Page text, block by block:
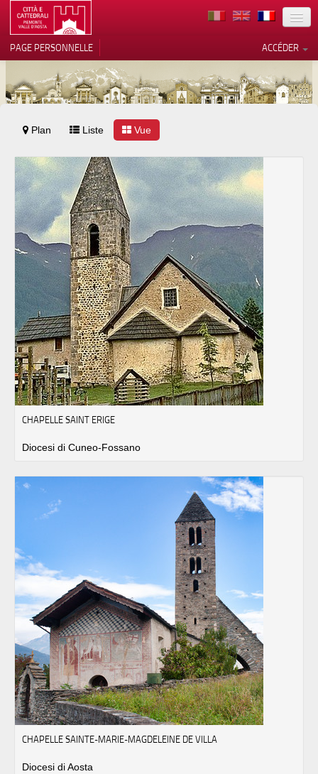
TERRITOIRE
ARCHITECTURE
MUSÉES
ITINÉRAIRES
EVÉNEMENTS
ACCUEIL
BÉNÉVOLES
CONTACTS
PRESS
ACCÉDER
PAGE PERSONNELLE
Plan Liste Vue
CHAPELLE SAINT ERIGE
Diocesi di Cuneo-Fossano
CHAPELLE SAINTE-MARIE-MAGDELEINE DE VILLA
Diocesi di Aosta
Notification lors de la collecte
Vos choix en matière de
confidentialité